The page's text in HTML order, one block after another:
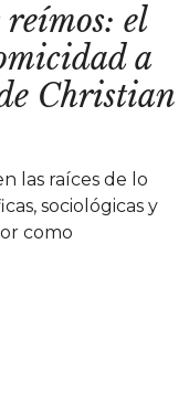
reímos: el
a
Christian
las raíces de lo
sociológicas y
como